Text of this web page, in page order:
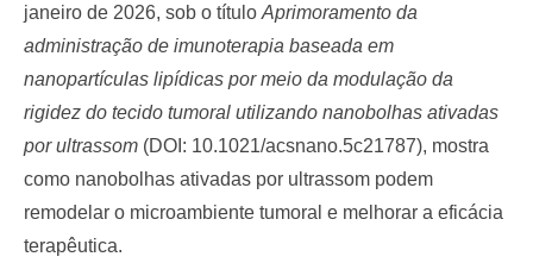
janeiro de 2026, sob o título Aprimoramento da
administração de imunoterapia baseada em
nanopartículas lipídicas por meio da modulação da
rigidez do tecido tumoral utilizando nanobolhas ativadas
por ultrassom (DOI: 10.1021/acsnano.5c21787), mostra
como nanobolhas ativadas por ultrassom podem
remodelar o microambiente tumoral e melhorar a eficácia
terapêutica.